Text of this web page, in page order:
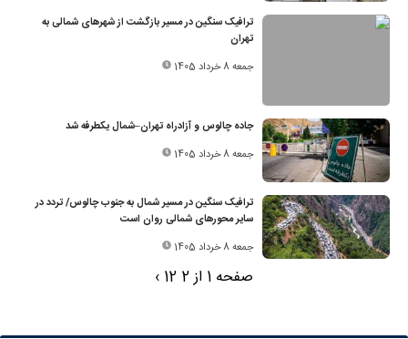
ترافیک سنگین در مسیر بازگشت از شهرهای شمالی به
تهران
جمعه 8 خرداد 1405
جاده چالوس و آزادراه تهران–شمال یکطرفه شد
جمعه 8 خرداد 1405
ترافیک سنگین در مسیر شمال به جنوب چالوس/ تردد در
سایر محورهای شمالی روان است
جمعه 8 خرداد 1405
صفحه 1 از 2 12
›